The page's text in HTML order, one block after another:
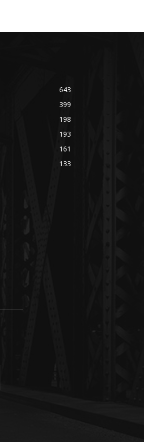
643
399
198
193
161
133